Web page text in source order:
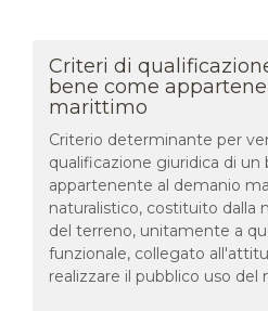
Criteri di
bene come
marittimo
Criterio determinante per
qualificazione giuridica di un
appartenente al demanio
naturalistico, costituito dalla
del terreno, unitamente a
funzionale, collegato
realizzare il pubblico uso del